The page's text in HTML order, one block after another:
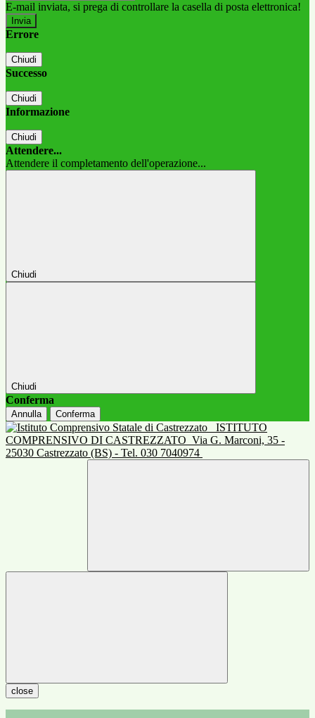
E-mail inviata, si prega di controllare la casella di posta elettronica!
Errore
Chiudi
Successo
Chiudi
Informazione
Chiudi
Attendere...
Attendere il completamento dell'operazione...
Chiudi
Chiudi
Conferma
Annulla Conferma
ISTITUTO
COMPRENSIVO DI CASTREZZATO Via G. Marconi, 35 -
25030 Castrezzato (BS) - Tel. 030 7040974
close